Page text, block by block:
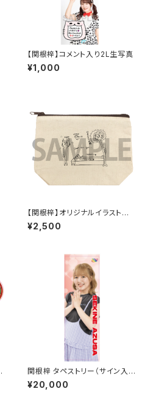
【関根梓】コメント入り2L生写真
¥1,000
【関根梓】オリジナルイラストポ
ーチ
¥2,500
関根梓 タペストリー（サイン入
り）
¥20,000